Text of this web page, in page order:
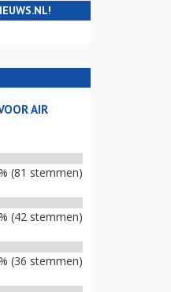
AIR
(81 stemmen)
(42 stemmen)
(36 stemmen)